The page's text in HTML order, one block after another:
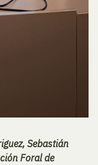
Sebastián
Foral de